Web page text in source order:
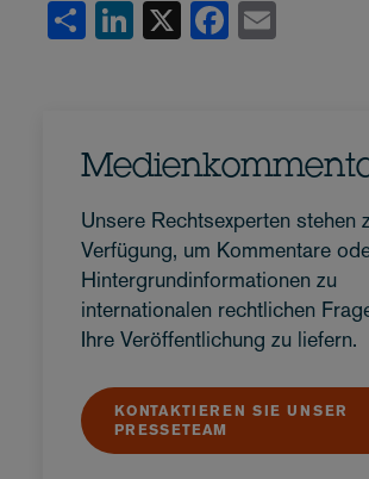
Share
LinkedIn
X
Unsere Rechtsexperten stehen
Verfügung, um Kommentare
Hintergrundinformationen zu
internationalen rechtlichen
Ihre Veröffentlichung zu liefern.
KONTAKTIEREN SIE UNSER
PRESSETEAM